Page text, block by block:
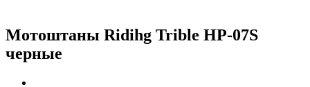
Мотоштаны Ridihg Trible HP-07S
черные